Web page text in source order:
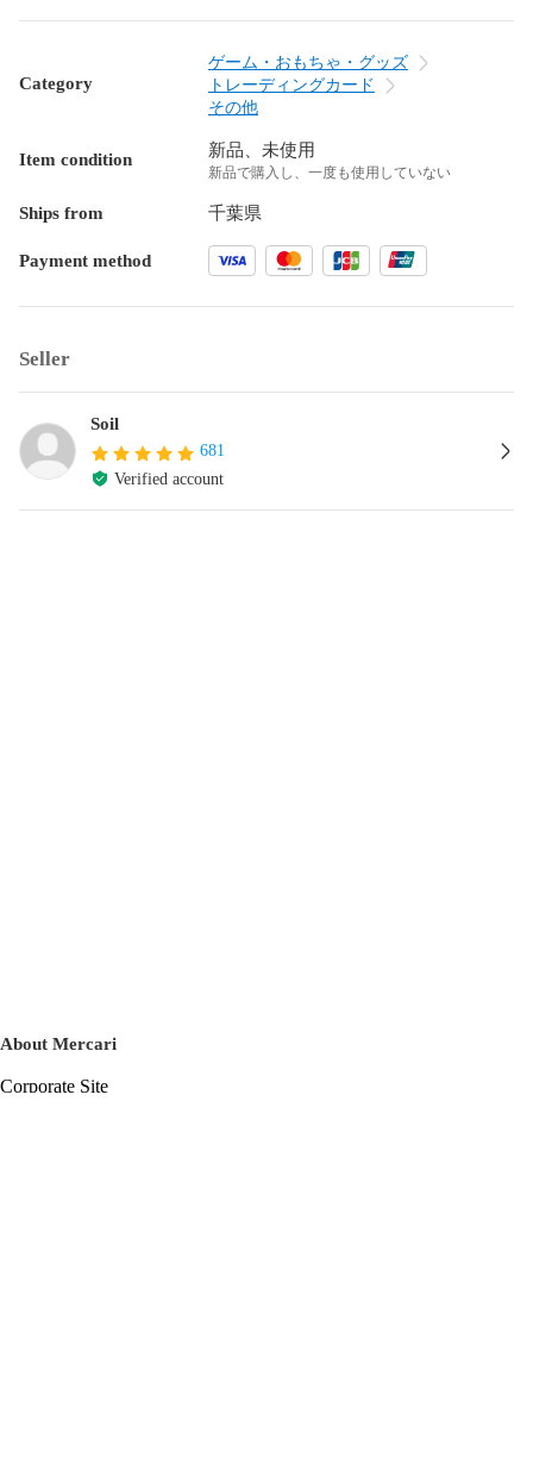
Category
ゲーム・おもちゃ・グッズ
トレーディングカード
その他
Item condition 新品、未使用
新品で購入し、一度も使用していない
Ships from 千葉県
Payment method
Seller
Soil
681
Verified account
About Mercari
Corporate Site